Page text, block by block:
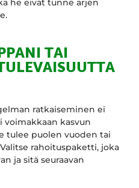
he eivät tunne arjen
TAI
ratkaiseminen ei
voimakkaan kasvun
tulee puolen vuoden tai
rahoituspaketti, joka
ja sitä seuraavan